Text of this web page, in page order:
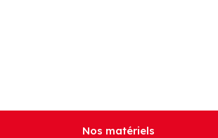
Nos matériels